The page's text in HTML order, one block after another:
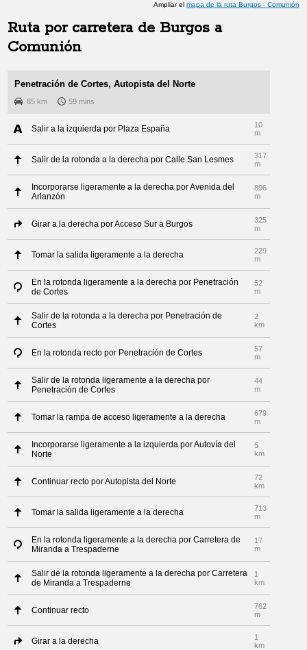
Ampliar el mapa de la ruta Burgos- Comunión
Ruta por carretera de Burgos a
Comunión
Penetración de Cortes, Autopista del Norte
85 km 59 mins
Salir a la izquierda por Plaza España
10
m
Salir de la rotonda a la derecha por Calle San Lesmes
317
m
Incorporarse ligeramente a la derecha por Avenida del
Arlanzón
896
m
Girar a la derecha por Acceso Sur a Burgos
325
m
Tomar la salida ligeramente a la derecha
229
m
En la rotonda ligeramente a la derecha por Penetración
de Cortes
52
m
Salir de la rotonda a la derecha por Penetración de
Cortes
2
km
En la rotonda recto por Penetración de Cortes
57
m
Salir de la rotonda ligeramente a la derecha por
Penetración de Cortes
44
m
Tomar la rampa de acceso ligeramente a la derecha
679
m
Incorporarse ligeramente a la izquierda por Autovía del
Norte
5
km
Continuar recto por Autopista del Norte
72
km
Tomar la salida ligeramente a la derecha
713
m
En la rotonda ligeramente a la derecha por Carretera de
Miranda a Trespaderne
17
m
Salir de la rotonda ligeramente a la derecha por Carretera
de Miranda a Trespaderne
1
km
Continuar recto
762
m
Girar a la derecha
1
km